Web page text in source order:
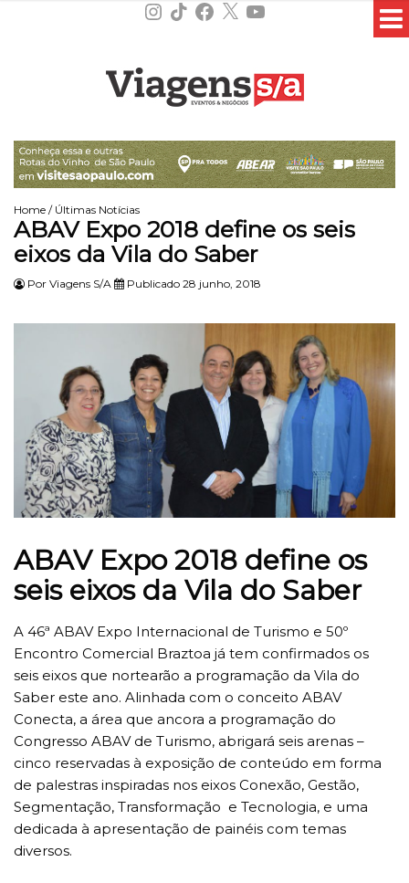
Instagram
TikTokFacebook
X YouTube
Home / Últimas Notícias
ABAV Expo 2018 define os seis
eixos da Vila do Saber
Por Viagens S/A Publicado 28 junho, 2018
ABAV Expo 2018 define os
seis eixos da Vila do Saber
A 46ª ABAV Expo Internacional de Turismo e 50º
Encontro Comercial Braztoa já tem confirmados os
seis eixos que nortearão a programação da Vila do
Saber este ano. Alinhada com o conceito ABAV
Conecta, a área que ancora a programação do
Congresso ABAV de Turismo, abrigará seis arenas –
cinco reservadas à exposição de conteúdo em forma
de palestras inspiradas nos eixos Conexão, Gestão,
Segmentação, Transformação e Tecnologia, e uma
dedicada à apresentação de painéis com temas
diversos.